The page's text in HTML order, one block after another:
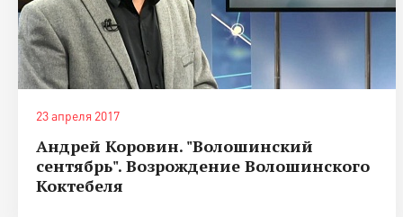
23 апреля 2017
Андрей Коровин. "Волошинский
сентябрь". Возрождение Волошинского
Коктебеля